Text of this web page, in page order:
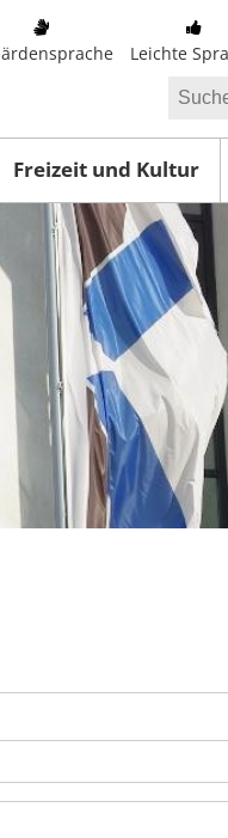
Leichte
Freizeit und Kultur